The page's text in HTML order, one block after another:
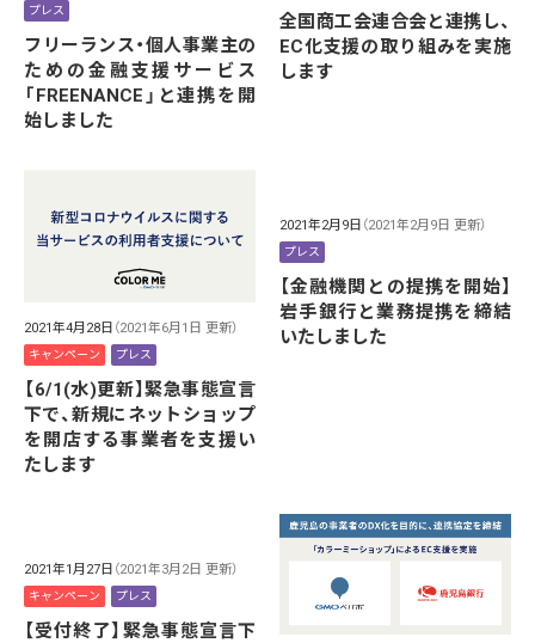
プレス
フリーランス・個人事業主の
ための金融支援サービス
「FREENANCE」と連携を開
始しました
全国商工会連合会と連携し、
EC化支援の取り組みを実施
します
2021年4月28日 （2021年6月1日 更新）
キャンペーン プレス
【6/1(水)更新】緊急事態宣言
下で、新規にネットショップ
を開店する事業者を支援い
たします
2021年2月9日 （2021年2月9日 更新）
プレス
【金融機関との提携を開始】
岩手銀行と業務提携を締結
いたしました
2021年1月27日 （2021年3月2日 更新）
キャンペーン プレス
【受付終了】緊急事態宣言下